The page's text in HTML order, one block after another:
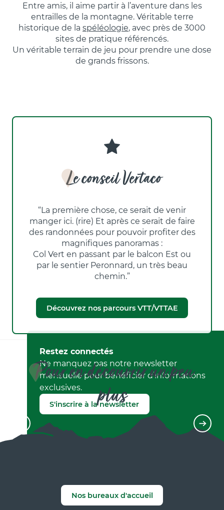
Entre amis, il aime partir à l’aventure dans les
entrailles de la montagne. Véritable terre
historique de la spéléologie, avec près de 3000
sites de pratique référencés.
Un véritable terrain de jeu pour prendre une dose
de grands frissons.
Le conseil Vertaco
“La première chose, ce serait de venir
manger ici. (rire) Et après ce serait de faire
des randonnées pour pouvoir profiter des
magnifiques panoramas :
Col Vert en passant par le balcon Est ou
par le sentier Peronnard, un très beau
chemin.”
Découvrez nos parcours VTT/VTTAE
Pour en découvrir un peu
plus
Restaurants
Restez connectés
Ne manquez pas notre newsletter
mensuelle pour bénéficier d’informations
exclusives.
S'inscrire à la newsletter
Nos bureaux d'accueil